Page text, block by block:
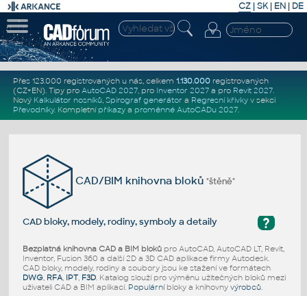
CZ | SK| EN | DE
Přes 123.000 registrovaných u nás, celkem 1.130.000registrovaných
(CZ+EN). Tipy pro AutoCAD 2027, pro Inventor 2027a pro Revit 2027.
Nový Kalkulátor nosníků, Spirograf generátor a Regresní křivkyv sekci
Převodníky. Kompletní příkazya proměnné AutoCADu 2027.
CAD/BIM knihovna bloků"štěně"
?
CAD bloky, modely, rodiny, symboly a detaily
Bezplatná knihovna CAD a BIM blokůpro AutoCAD, AutoCAD LT, Revit,
Inventor, Fusion 360 a další 2D a 3D CAD aplikace firmy Autodesk.
CAD bloky, modely, rodiny a soubory jsou ke stažení ve formátech
DWG, RFA, IPT, F3D. Katalog slouží pro výměnu užitečných bloků mezi
uživateli CAD a BIM aplikací. Populárníbloky a knihovny výrobců.